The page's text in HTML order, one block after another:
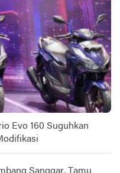
Evo 160 Suguhkan